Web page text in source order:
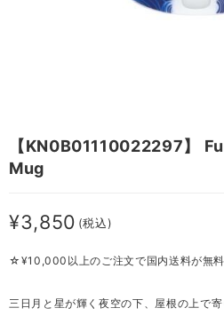
【KN0B01110022297】
Mug
¥3,850 (税込)
☆¥10,000以上のご注文で国内送料が無
三日月と星が輝く夜空の下、屋根の上で